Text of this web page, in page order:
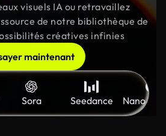
visuels IA ou retravaillez
de notre bibliothèque de
créatives infinies
maintenant
Sora Seedance Nano